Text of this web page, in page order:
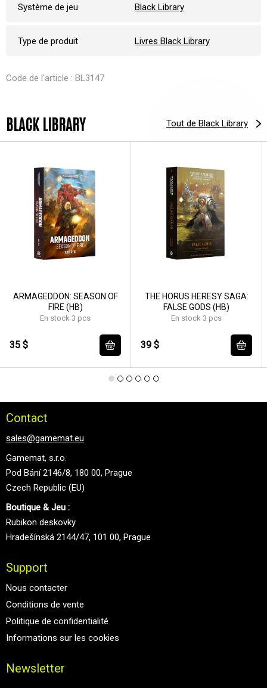
Système de jeu Black Library
Type de produit Livres Black Library
Code de l'article : BL3147
BLACK LIBRARY Tout de Black Library
ARMAGEDDON: SEASON OF
FIRE (HB)
En stock 3 pcs
35 $
THE HORUS HERESY SAGA:
FALSE GODS (HB)
En stock 3 pcs
39 $
Contact
sales@gamemat.eu
Gamemat, s.r.o.
Pod Bání 2146/8, 180 00, Prague
Czech Republic (EU)
Boutique & Jeu :
Rubikon deskovky
Hradešínská 2144/47, 101 00, Prague
Support
Nous contacter
Conditions de vente
Politique de confidentialité
Informations sur les cookies
Newsletter